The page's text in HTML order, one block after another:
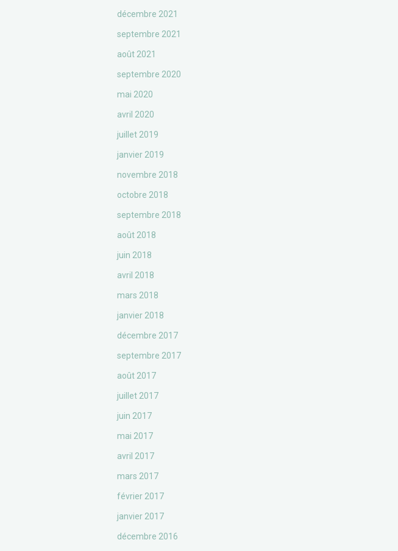
décembre 2021
septembre 2021
août 2021
septembre 2020
mai 2020
avril 2020
juillet 2019
janvier 2019
novembre 2018
octobre 2018
septembre 2018
août 2018
juin 2018
avril 2018
mars 2018
janvier 2018
décembre 2017
septembre 2017
août 2017
juillet 2017
juin 2017
mai 2017
avril 2017
mars 2017
février 2017
janvier 2017
décembre 2016